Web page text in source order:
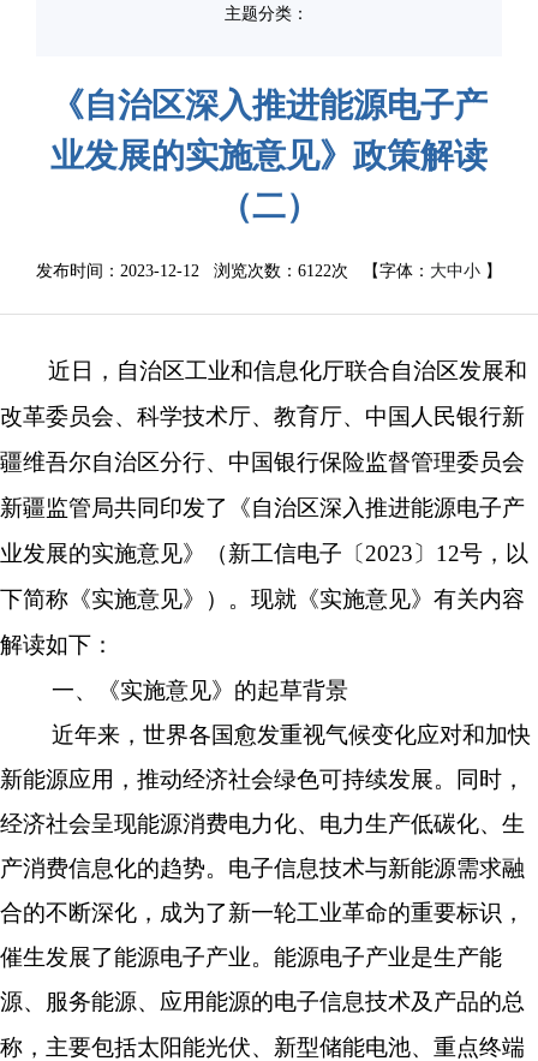
主题分类：
《自治区深入推进能源电子产
业发展的实施意见》政策解读
（二）
发布时间：2023-12-12 浏览次数： 6122次 【字体： 大中小 】
近日，自治区工业和信息化厅联合自治区发展和
改革委员会、科学技术厅、教育厅、中国人民银行新
疆维吾尔自治区分行、中国银行保险监督管理委员会
新疆监管局共同印发了《自治区深入推进能源电子产
业发展的实施意见》（新工信电子〔 2023〕12号，以
下简称《实施意见》）。现就《实施意见》有关内容
解读如下：
一、
《实施意见》的起草背景
近年来，世界各国愈发重视气候变化应对和加快
新能源应用，推动经济社会绿色可持续发展。同时，
经济社会呈现能源消费电力化、电力生产低碳化、生
产消费信息化的趋势。电子信息技术与新能源需求融
合的不断深化，成为了新一轮工业革命的重要标识，
催生发展了能源电子产业。能源电子产业是生产能
源、服务能源、应用能源的电子信息技术及产品的总
称，主要包括太阳能光伏、新型储能电池、重点终端